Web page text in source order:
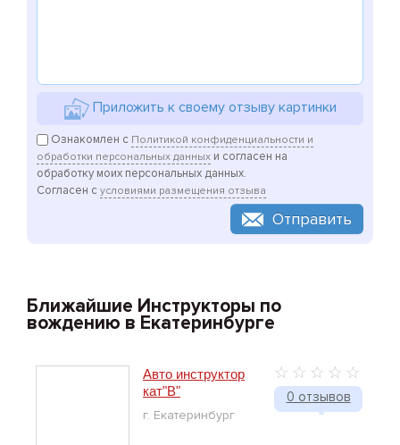
Приложить к своему отзыву картинки
Ознакомлен с Политикой конфиденциальности и
обработки персональных данных и согласен на
обработку моих персональных данных.
Согласен с условиями размещения отзыва
Отправить
Ближайшие Инструкторы по
вождению в Екатеринбурге
0 отзывов
Авто инструктор
кат"В"
г. Екатеринбург